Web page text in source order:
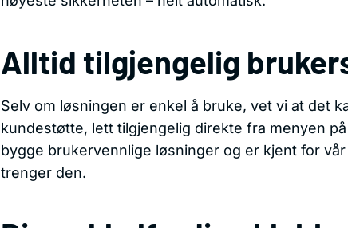
Alltid tilgjengelig
Selv om løsningen er enkel å bruke, vet vi at det
kundestøtte, lett tilgjengelig direkte fra menyen
bygge brukervennlige løsninger og er kjent for
trenger den.